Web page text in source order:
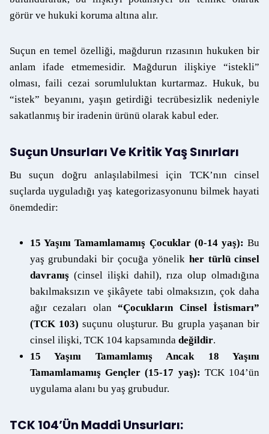
görür ve hukuki koruma altına alır.
Suçun en temel özelliği, mağdurun rızasının hukuken bir
anlam ifade etmemesidir. Mağdurun ilişkiye “istekli”
olması, faili cezai sorumluluktan kurtarmaz. Hukuk, bu
“istek” beyanını, yaşın getirdiği tecrübesizlik nedeniyle
sakatlanmış bir iradenin ürünü olarak kabul eder.
Suçun Unsurları Ve Kritik Yaş Sınırları
Bu suçun doğru anlaşılabilmesi için TCK’nın cinsel
suçlarda uyguladığı yaş kategorizasyonunu bilmek hayati
önemdedir:
15 Yaşını Tamamlamamış Çocuklar (0-14 yaş): Bu
yaş grubundaki bir çocuğa yönelik her türlü cinsel
davranış(cinsel ilişki dahil), rıza olup olmadığına
bakılmaksızın ve şikâyete tabi olmaksızın, çok daha
ağır cezaları olan“Çocukların Cinsel İstismarı”
(TCK 103) suçunu oluşturur. Bu grupla yaşanan bir
cinsel ilişki, TCK 104 kapsamında değildir.
15 Yaşını Tamamlamış Ancak 18 Yaşını
Tamamlamamış Gençler (15-17 yaş): TCK 104’ün
uygulama alanı bu yaş grubudur.
TCK 104’ün Maddi Unsurları: